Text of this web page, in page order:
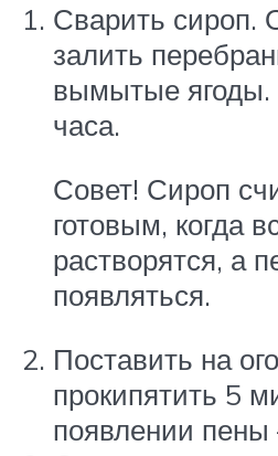
Сварить сироп.
залить
вымытые ягоды.
часа.
Совет! Сироп
готовым, когда
растворятся, а
появляться.
Поставить на
прокипятить 5
появлении пены